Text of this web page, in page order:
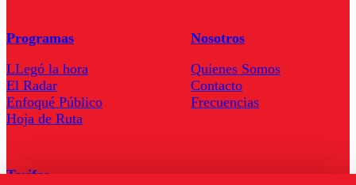
Programas
LLegó la hora
El Radar
Enfoqué Público
Hoja de Ruta
Nosotros
Quienes Somos
Contacto
Frecuencias
Tarifas